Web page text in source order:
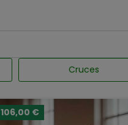
Cruces
106,00 €